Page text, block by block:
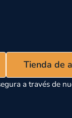
Tienda de
a través de